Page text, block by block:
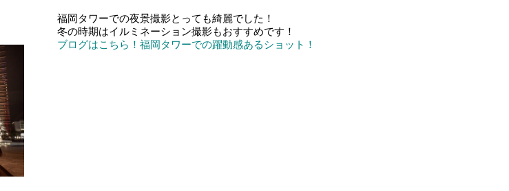
福岡タワーでの夜景撮影とっても綺麗でした！
冬の時期はイルミネーション撮影もおすすめです！
ブログはこちら！福岡タワーでの躍動感あるショット！